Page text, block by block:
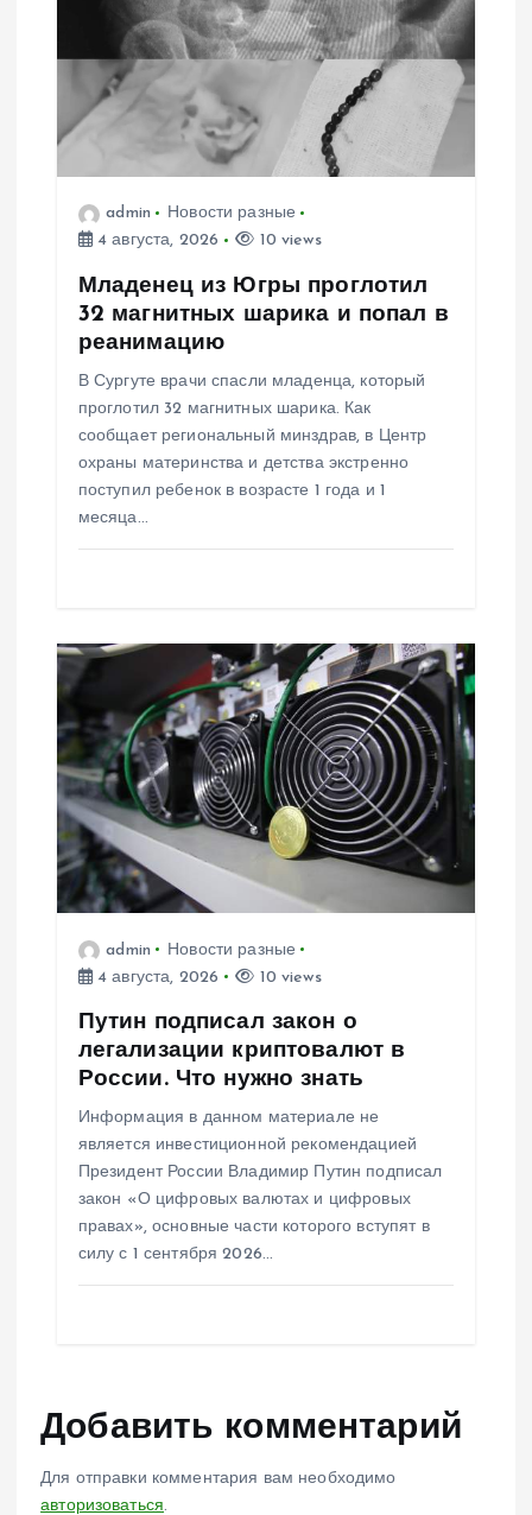
а
admin
Новости разные
4 августа, 2026
10 views
Младенец из Югры проглотил
32 магнитных шарика и попал в
реанимацию
В Сургуте врачи спасли младенца, который
проглотил 32 магнитных шарика. Как
сообщает региональный минздрав, в Центр
охраны материнства и детства экстренно
поступил ребенок в возрасте 1 года и 1
месяца…
admin
Новости разные
4 августа, 2026
10 views
Путин подписал закон о
легализации криптовалют в
России. Что нужно знать
Информация в данном материале не
является инвестиционной рекомендацией
Президент России Владимир Путин подписал
закон «О цифровых валютах и цифровых
правах», основные части которого вступят в
силу с 1 сентября 2026…
Добавить комментарий
Для отправки комментария вам необходимо
авторизоваться.